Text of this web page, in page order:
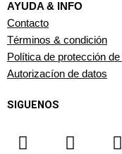
AYUDA & INFO
Contacto
Términos & condición
Política de protección de
Autorizacíon de datos
SIGUENOS
F
I
T